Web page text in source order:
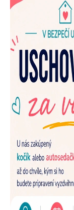
E
N
U
R
D